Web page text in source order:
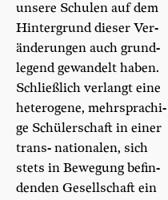
unse­re Schu­len auf dem
Hin­ter­grund die­ser Ver­
än­de­run­gen auch grund­
le­gend gewan­delt haben.
Schließ­lich ver­langt eine
hete­ro­ge­ne, mehr­spra­chi­
ge Schü­ler­schaft in einer
trans- natio­na­len, sich
stets in Bewe­gung befin­
den­den Gesell­schaft ein